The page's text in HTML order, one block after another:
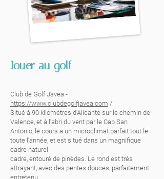
Jouer au golf
Club de Golf Javea -
https://www.clubdegolfjavea.com /
Situé à 90 kilomètres d'Alicante sur le chemin de
Valence, et à l'abri du vent par le Cap San
Antonio, le cours a un microclimat parfait tout le
toute l'année, et est situé dans un magnifique
cadre naturel
cadre, entouré de pinèdes. Le rond est très
attrayant, avec des pentes douces, parfaitement
entretenu